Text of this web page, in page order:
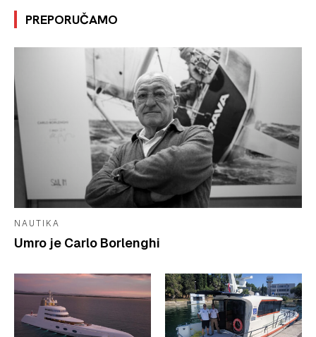
PREPORUČAMO
NAUTIKA
Umro je Carlo Borlenghi